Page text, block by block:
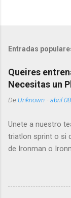
l
a
r
n
o
m
e
n
i
Entradas
Queires
Necesitas un
DeUnknown -abril
Unete a nuestro
triatlon sprint o si
de Ironman o